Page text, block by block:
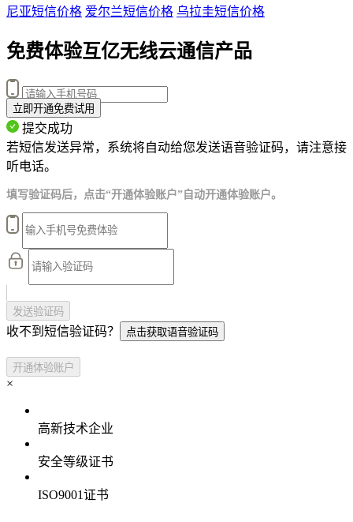
尼亚短信价格 爱尔兰短信价格 乌拉圭短信价格
免费体验互亿无线云通信产品
立即开通免费试用
提交成功
若短信发送异常，系统将自动给您发送语音验证码，请注意接
听电话。
填写验证码后，点击“开通体验账户”自动开通体验账户。
发送验证码
收不到短信验证码？ 点击获取语音验证码
开通体验账户
×
高新技术企业
安全等级证书
ISO9001证书